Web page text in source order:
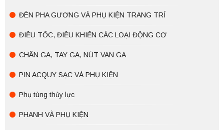
ĐÈN PHA GƯƠNG VÀ PHỤ KIỆN TRANG TRÍ
ĐIỀU TỐC, ĐIỀU KHIỂN CÁC LOẠI ĐỘNG CƠ
CHÂN GA, TAY GA, NÚT VAN GA
PIN ACQUY SẠC VÀ PHỤ KIỆN
Phụ tùng thủy lực
PHANH VÀ PHỤ KIỆN